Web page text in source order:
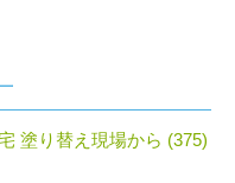
塗り替え現場から (375)